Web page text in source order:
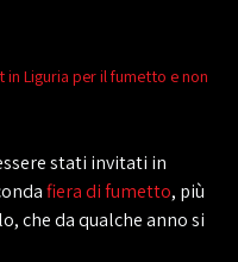
in Liguria per il fumetto e non
stati invitati in
fiera di fumetto, più
che da qualche anno si